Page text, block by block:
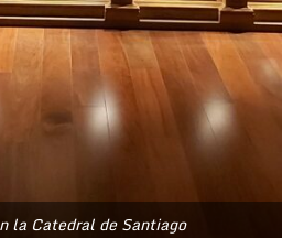
la Catedral de Santiago